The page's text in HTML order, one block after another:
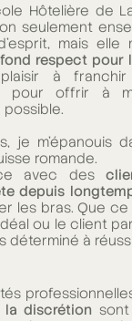
Hôtelière de
seulement
mais elle
respect pour
à
pour offrir à
je m'épanouis
romande.
avec des
depuis
les bras. Que
ou le client
déterminé à
discrétion